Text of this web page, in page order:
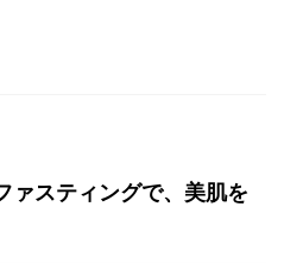
ァスティングで、美肌を